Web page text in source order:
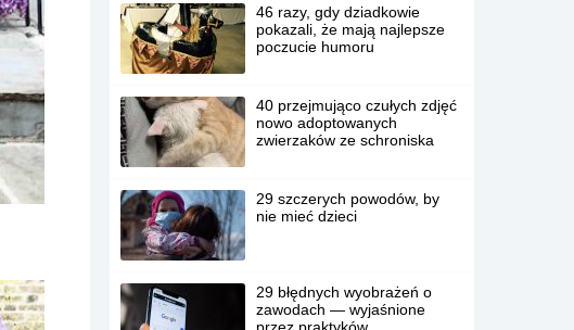
46 razy, gdy dziadkowie
pokazali, że mają najlepsze
poczucie humoru
40 przejmująco czułych zdjęć
nowo adoptowanych
zwierzaków ze schroniska
29 szczerych powodów, by
nie mieć dzieci
29 błędnych wyobrażeń o
zawodach — wyjaśnione